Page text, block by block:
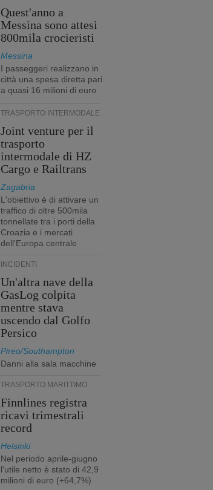
Quest'anno a
Messina sono attesi
800mila crocieristi
Messina
I passeggeri realizzano in
città una spesa diretta pari
a quasi 16 milioni di euro
TRASPORTO INTERMODALE
Joint venture per il
trasporto
intermodale di HZ
Cargo e Railtrans
Zagabria
L'obiettivo è di attivare un
traffico di oltre 500mila
tonnellate tra i porti della
Croazia e i mercati
dell'Europa centrale
INCIDENTI
Un'altra nave della
GasLog colpita
mentre stava
uscendo dal Golfo
Persico
Pireo/Southampton
Danni alla sala macchine
TRASPORTO MARITTIMO
Finnlines registra
ricavi trimestrali
record
Helsinki
Nel periodo aprile-giugno
l'utile netto è stato di 42,9
milioni di euro (+64,7%)